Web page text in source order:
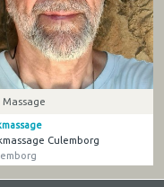
Massage
Culemborg